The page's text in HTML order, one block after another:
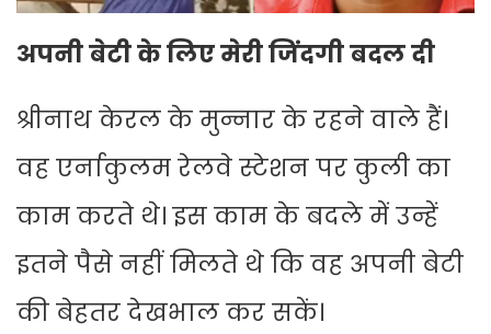
अपनी बेटी के लिए मेरी जिंदगी बदल दी
श्रीनाथ केरल के मुन्नार के रहने वाले हैं।
वह एर्नाकुलम रेलवे स्टेशन पर कुली का
काम करते थे। इस काम के बदले में उन्हें
इतने पैसे नहीं मिलते थे कि वह अपनी बेटी
की बेहतर देखभाल कर सकें।